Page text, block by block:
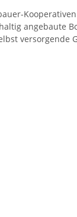
angebaute